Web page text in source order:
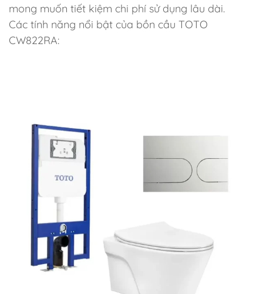
mong muốn tiết kiệm chi phí sử dụng lâu dài.
Các tính năng nổi bật của bồn cầu TOTO
CW822RA: